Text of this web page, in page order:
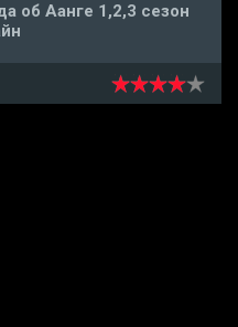
об Аанге 1,2,3 сезон